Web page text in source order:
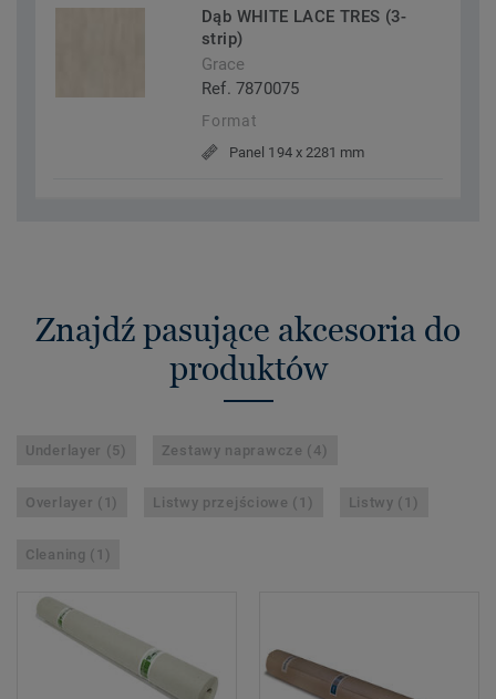
Dąb WHITE LACE TRES (3-
strip)
Grace
Ref. 7870075
Format
Panel 194 x 2281 mm
Znajdź pasujące akcesoria do
produktów
Underlayer (5) Zestawy naprawcze (4)
Overlayer (1) Listwy przejściowe (1) Listwy (1)
Cleaning (1)